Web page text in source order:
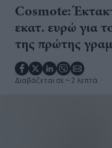
Cosmote:
εκατ. ευρώ για
της πρώτης
Διαβάζεται σε ~ 2 λεπτά